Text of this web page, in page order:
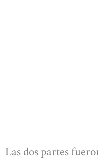
Las dos partes